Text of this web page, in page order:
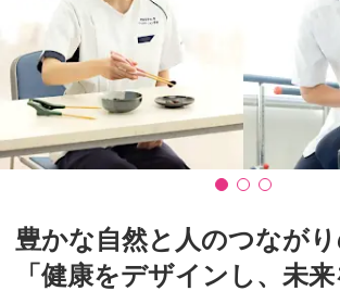
豊かな自然と人のつながり
「健康をデザインし、未来